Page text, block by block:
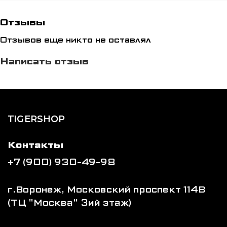
Стильный дизайн и богатая цветовая палитра:
черный, белый, синий, красный и розовый —
подчеркните свой индивидуальный стиль.
вид, что способствует максимальной
тренировок.
Отзывы
Отзывов еще никто не оставлял
Написать отзыв
TIGERSHOP
Контакты
+7 (900) 930-49-98
г.Воронеж, Московский проспект 114В
(ТЦ "Москва" 3ий этаж)